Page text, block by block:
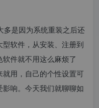
多是因为系统重装之后还
软件，从安装、注册到
件就不用这么麻烦了
用，自己的个性设置可
响。今天我们就聊聊如